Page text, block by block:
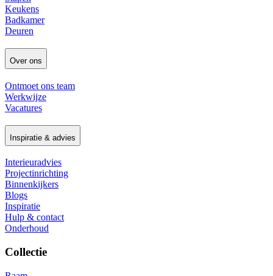
Keukens
Badkamer
Deuren
Over ons
Ontmoet ons team
Werkwijze
Vacatures
Inspiratie & advies
Interieuradvies
Projectinrichting
Binnenkijkers
Blogs
Inspiratie
Hulp & contact
Onderhoud
Collectie